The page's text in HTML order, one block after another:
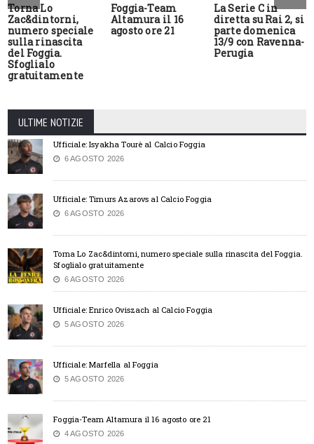
Torna Lo
Zac&dintorni,
numero speciale
sulla rinascita
del Foggia.
Sfoglialo
gratuitamente
Foggia-Team
Altamura il 16
agosto ore 21
La Serie C in
diretta su Rai 2, si
parte domenica
13/9 con Ravenna-
Perugia
ULTIME NOTIZIE
Ufficiale: Isyakha Tourè al Calcio Foggia
6 AGOSTO 2026
Ufficiale: Timurs Azarovs al Calcio Foggia
6 AGOSTO 2026
Torna Lo Zac&dintorni, numero speciale sulla rinascita del Foggia.
Sfoglialo gratuitamente
6 AGOSTO 2026
Ufficiale: Enrico Oviszach al Calcio Foggia
5 AGOSTO 2026
Ufficiale: Marfella al Foggia
5 AGOSTO 2026
Foggia-Team Altamura il 16 agosto ore 21
4 AGOSTO 2026